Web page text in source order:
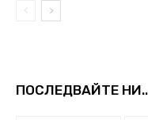
ПОСЛЕДВАЙТЕ